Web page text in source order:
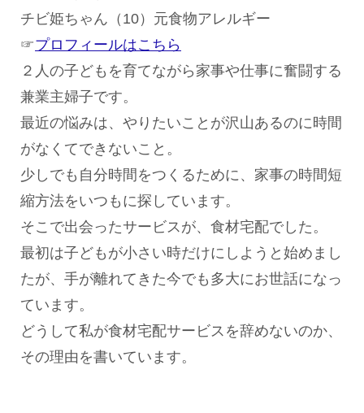
チビ姫ちゃん（10）元食物アレルギー
☞プロフィールはこちら
２人の子どもを育てながら家事や仕事に奮闘する
兼業主婦子です。
最近の悩みは、やりたいことが沢山あるのに時間
がなくてできないこと。
少しでも自分時間をつくるために、家事の時間短
縮方法をいつもに探しています。
そこで出会ったサービスが、食材宅配でした。
最初は子どもが小さい時だけにしようと始めまし
たが、手が離れてきた今でも多大にお世話になっ
ています。
どうして私が食材宅配サービスを辞めないのか、
その理由を書いています。